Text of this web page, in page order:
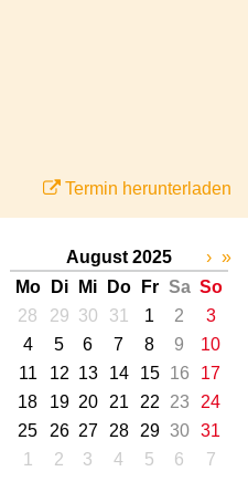
Termin herunterladen
August 2025
Mo
Di Mi Do Fr Sa So
28
29 30 31 1 2
3
4
5 6 7 8 9
10
11
12 13 14 15 16
17
18
19 20 21 22 23
24
25
26 27 28 29 30
31
1
2 3 4 5 6 7
› »